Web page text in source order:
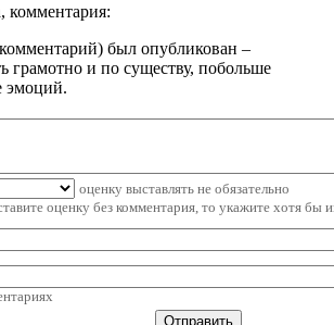
комментария:
был опубликован –
грамотно и по существу, побольше
эмоций.
оценку выставлять не обязательно
оценку без комментария, то укажите хотя бы